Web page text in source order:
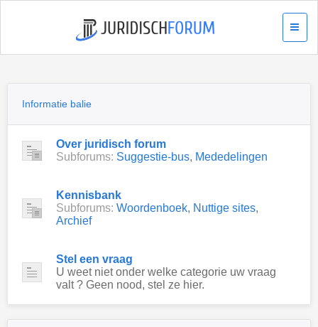
Informatie balie
Over juridisch forum
Subforums: Suggestie-bus, Mededelingen
Kennisbank
Subforums: Woordenboek, Nuttige sites,
Archief
Stel een vraag
U weet niet onder welke categorie uw vraag
valt ? Geen nood, stel ze hier.